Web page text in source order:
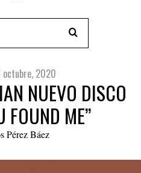
octubre, 2020
NUEVO DISCO
FOUND ME”
Pérez Báez